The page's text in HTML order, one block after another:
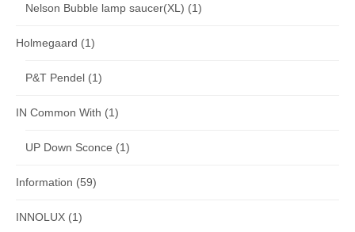
Nelson Bubble lamp saucer(XL) (1)
Holmegaard (1)
P&T Pendel (1)
IN Common With (1)
UP Down Sconce (1)
Information (59)
INNOLUX (1)